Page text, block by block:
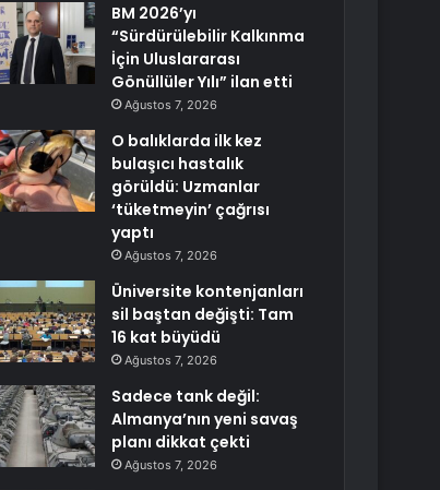
BM 2026’yı
“Sürdürülebilir Kalkınma
İçin Uluslararası
Gönüllüler Yılı” ilan etti
Ağustos 7, 2026
O balıklarda ilk kez
bulaşıcı hastalık
görüldü: Uzmanlar
‘tüketmeyin’ çağrısı
yaptı
Ağustos 7, 2026
Üniversite kontenjanları
sil baştan değişti: Tam
16 kat büyüdü
Ağustos 7, 2026
Sadece tank değil:
Almanya’nın yeni savaş
planı dikkat çekti
Ağustos 7, 2026